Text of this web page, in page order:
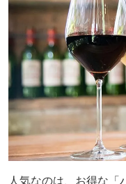
人気なのは、お得な